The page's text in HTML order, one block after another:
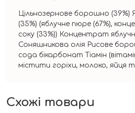
Цільнозернове борошно (39%)
(35%) (яблучне пюре (67%),
соку (33%)) Концентрат
Соняшникова олія Рисове
сода бікарбонат Тіамін
містити горіхи, молоко, яйця
Схожі товари